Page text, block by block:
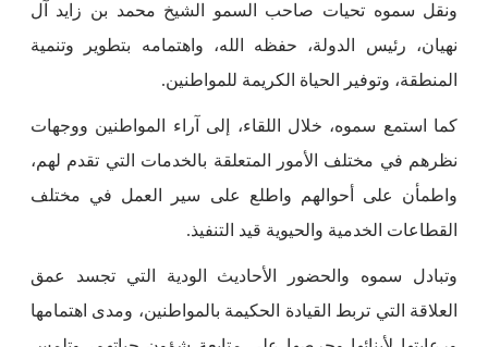
ونقل سموه تحيات صاحب السمو الشيخ محمد بن زايد آل
نهيان، رئيس الدولة، حفظه الله، واهتمامه بتطوير وتنمية
المنطقة، وتوفير الحياة الكريمة للمواطنين.
كما استمع سموه، خلال اللقاء، إلى آراء المواطنين ووجهات
نظرهم في مختلف الأمور المتعلقة بالخدمات التي تقدم لهم،
واطمأن على أحوالهم واطلع على سير العمل في مختلف
القطاعات الخدمية والحيوية قيد التنفيذ.
وتبادل سموه والحضور الأحاديث الودية التي تجسد عمق
العلاقة التي تربط القيادة الحكيمة بالمواطنين، ومدى اهتمامها